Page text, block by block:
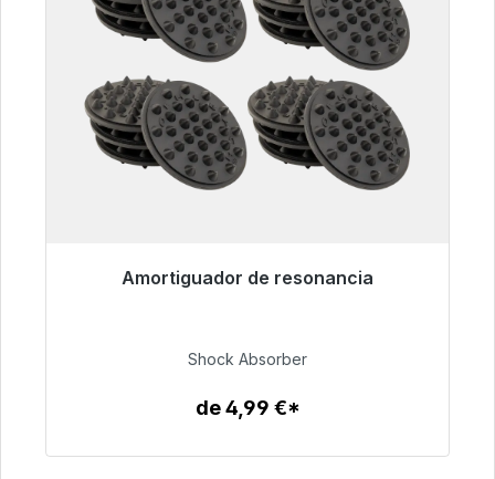
Amortiguador de resonancia
Listo para envío inmediato, plazo de entrega
54,99 €
Shock Absorber
de 4,99 €*